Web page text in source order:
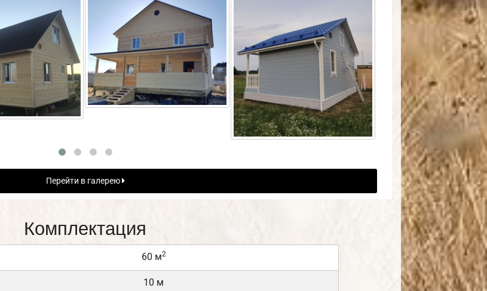
Перейти в галерею
Комплектация
60 м2
10 м